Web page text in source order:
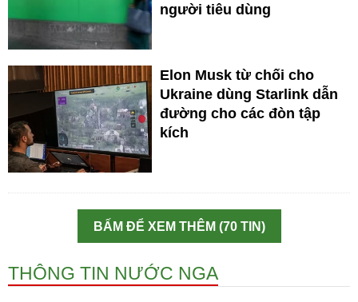
người tiêu dùng
Elon Musk từ chối cho
Ukraine dùng Starlink dẫn
đường cho các đòn tập
kích
BẤM ĐỂ XEM THÊM (70 TIN)
THÔNG TIN NƯỚC NGA